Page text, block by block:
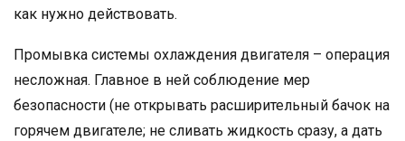
как нужно действовать.
Промывка системы охлаждения двигателя – операция
несложная. Главное в ней соблюдение мер
безопасности (не открывать расширительный бачок на
горячем двигателе; не сливать жидкость сразу, а дать